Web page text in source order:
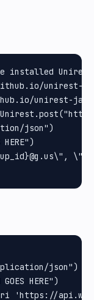
installed Unirest
unirest-
unirest-
json")
json")
HERE")